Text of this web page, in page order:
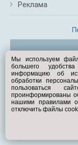
Реклама
Мы используем
большего
информацию об
обработки
пользоваться
проинформированы
нашими правилами
отключить файлы